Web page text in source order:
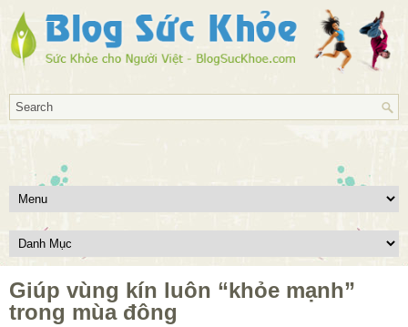
Giúp vùng kín luôn “khỏe mạnh”
trong mùa đông